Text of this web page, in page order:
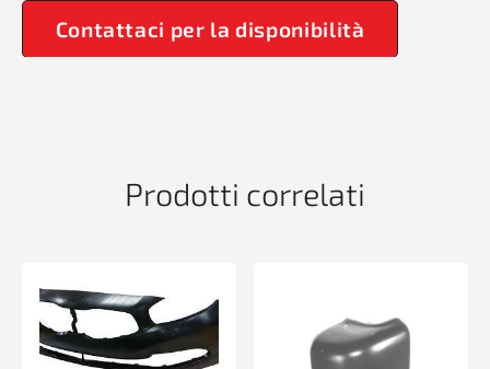
Contattaci per la disponibilità
Prodotti correlati